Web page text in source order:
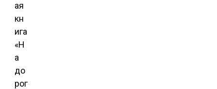
ая
кн
ига
«Н
а
до
рог